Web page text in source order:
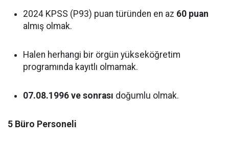
2024 KPSS (P93) puan türünden en az 60 puan
almış olmak.
Halen herhangi bir örgün yükseköğretim
programında kayıtlı olmamak.
07.08.1996 ve sonrası doğumlu olmak.
5 Büro Personeli